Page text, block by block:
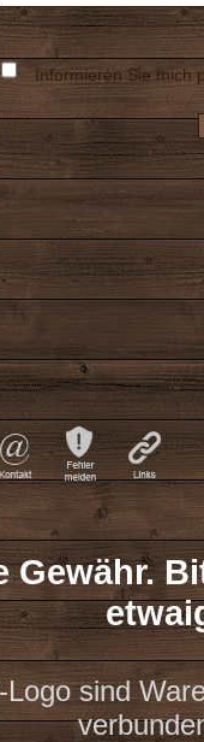
Informieren Sie mich
Gewähr.
sind